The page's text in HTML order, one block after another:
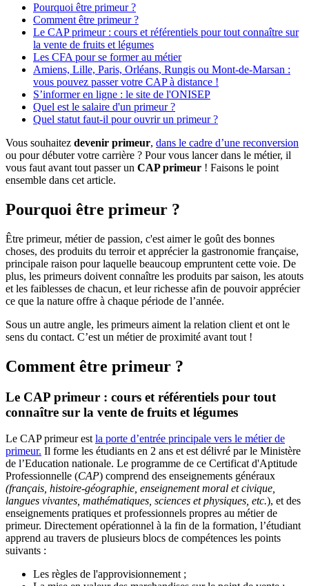
Pourquoi être primeur ?
Comment être primeur ?
Le CAP primeur : cours et référentiels pour tout connaître sur
la vente de fruits et légumes
Les CFA pour se former au métier
Amiens, Lille, Paris, Orléans, Rungis ou Mont-de-Marsan :
vous pouvez passer votre CAP à distance !
S’informer en ligne : le site de l'ONISEP
Quel est le salaire d'un primeur ?
Quel statut faut-il pour ouvrir un primeur ?
Vous souhaitez devenir primeur, dans le cadre d’une reconversion
ou pour débuter votre carrière ? Pour vous lancer dans le métier, il
vous faut avant tout passer un CAP primeur ! Faisons le point
ensemble dans cet article.
Pourquoi être primeur ?
Être primeur, métier de passion, c'est aimer le goût des bonnes
choses, des produits du terroir et apprécier la gastronomie française,
principale raison pour laquelle beaucoup empruntent cette voie. De
plus, les primeurs doivent connaître les produits par saison, les atouts
et les faiblesses de chacun, et leur richesse afin de pouvoir apprécier
ce que la nature offre à chaque période de l’année.
Sous un autre angle, les primeurs aiment la relation client et ont le
sens du contact. C’est un métier de proximité avant tout !
Comment être primeur ?
Le CAP primeur : cours et référentiels pour tout
connaître sur la vente de fruits et légumes
Le CAP primeur est la porte d’entrée principale vers le métier de
primeur. Il forme les étudiants en 2 ans et est délivré par le Ministère
de l’Education nationale. Le programme de ce Certificat d'Aptitude
Professionnelle (CAP) comprend des enseignements généraux
(français, histoire-géographie, enseignement moral et civique,
langues vivantes, mathématiques, sciences et physiques, etc.), et des
enseignements pratiques et professionnels propres au métier de
primeur. Directement opérationnel à la fin de la formation, l’étudiant
apprend au travers de plusieurs blocs de compétences les points
suivants :
Les règles de l'approvisionnement ;